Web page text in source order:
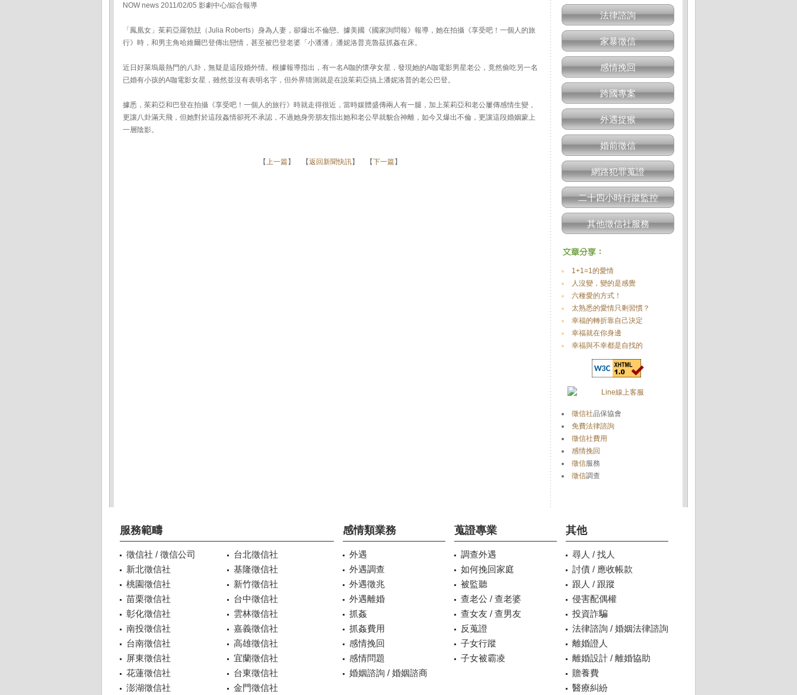
NOW news 2011/02/05 影劇中心/綜合報導
「鳳凰女」茱莉亞羅勃玆（Julia Roberts）身為人妻，卻爆出不倫戀。據美國《國家詢問報》報導，她在拍攝《享受吧！一個人的旅
行》時，和男主角哈維爾巴登傳出戀情，甚至被巴登老婆「小潘潘」潘妮洛普克魯茲抓姦在床。
近日好萊塢最熱門的八卦，無疑是這段婚外情。根據報導指出，有一名A咖的懷孕女星，發現她的A咖電影男星老公，竟然偷吃另一名
已婚有小孩的A咖電影女星，雖然並沒有表明名字，但外界猜測就是在說茱莉亞搞上潘妮洛普的老公巴登。
據悉，茱莉亞和巴登在拍攝《享受吧！一個人的旅行》時就走得很近，當時媒體盛傳兩人有一腿，加上茱莉亞和老公屢傳感情生變，
更讓八卦滿天飛，但她對於這段姦情卻死不承認，不過她身旁朋友指出她和老公早就貌合神離，如今又爆出不倫，更讓這段婚姻蒙上
一層陰影。
【上一篇】 【返回新聞快訊】 【下一篇】
法律諮詢
家暴徵信
感情挽回
跨國專案
外遇捉猴
婚前徵信
網路犯罪蒐證
二十四小時行蹤監控
其他徵信社服務
1+1=1的愛情
人沒變，變的是感覺
六種愛的方式！
太熟悉的愛情只剩習慣？
幸福的轉折靠自己決定
幸福就在你身邊
幸福與不幸都是自找的
徵信社品保協會
免費法律諮詢
徵信社費用
感情挽回
徵信服務
徵信調查
服務範疇
徵信社 / 徵信公司
台北徵信社
新北徵信社
基隆徵信社
桃園徵信社
新竹徵信社
苗栗徵信社
台中徵信社
彰化徵信社
雲林徵信社
南投徵信社
嘉義徵信社
台南徵信社
高雄徵信社
屏東徵信社
宜蘭徵信社
花蓮徵信社
台東徵信社
澎湖徵信社
金門徵信社
感情類業務
外遇
外遇調查
外遇徵兆
外遇離婚
抓姦
抓姦費用
感情挽回
感情問題
婚姻諮詢 / 婚姻諮商
蒐證專業
調查外遇
如何挽回家庭
被監聽
查老公 / 查老婆
查女友 / 查男友
反蒐證
子女行蹤
子女被霸凌
其他
尋人 / 找人
討債 / 應收帳款
跟人 / 跟蹤
侵害配偶權
投資詐騙
法律諮詢 / 婚姻法律諮詢
離婚證人
離婚設計 / 離婚協助
贍養費
醫療糾紛